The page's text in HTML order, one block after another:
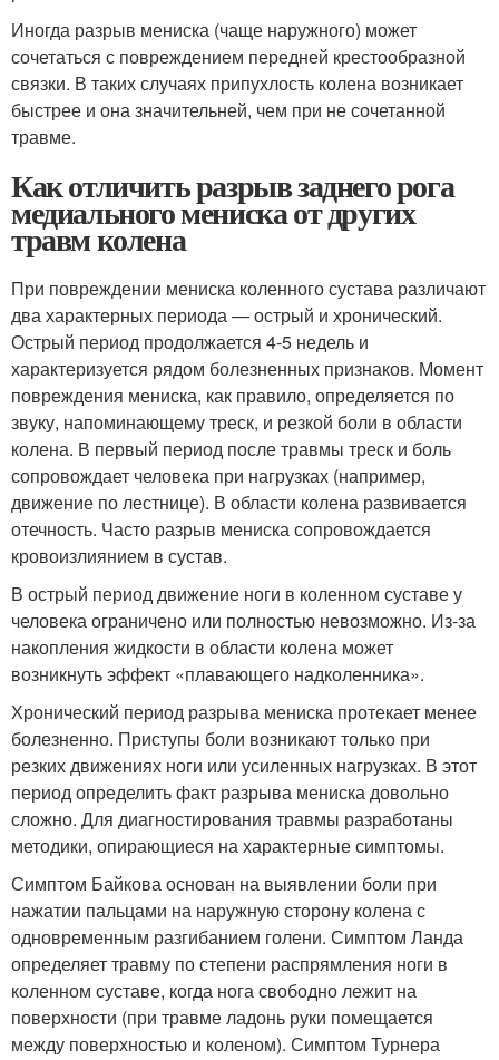
Иногда разрыв мениска (чаще наружного) может
сочетаться с повреждением передней крестообразной
связки. В таких случаях припухлость колена возникает
быстрее и она значительней, чем при не сочетанной
травме.
Как отличить разрыв заднего рога
медиального мениска от других
травм колена
При повреждении мениска коленного сустава различают
два характерных периода — острый и хронический.
Острый период продолжается 4-5 недель и
характеризуется рядом болезненных признаков. Момент
повреждения мениска, как правило, определяется по
звуку, напоминающему треск, и резкой боли в области
колена. В первый период после травмы треск и боль
сопровождает человека при нагрузках (например,
движение по лестнице). В области колена развивается
отечность. Часто разрыв мениска сопровождается
кровоизлиянием в сустав.
В острый период движение ноги в коленном суставе у
человека ограничено или полностью невозможно. Из-за
накопления жидкости в области колена может
возникнуть эффект «плавающего надколенника».
Хронический период разрыва мениска протекает менее
болезненно. Приступы боли возникают только при
резких движениях ноги или усиленных нагрузках. В этот
период определить факт разрыва мениска довольно
сложно. Для диагностирования травмы разработаны
методики, опирающиеся на характерные симптомы.
Симптом Байкова основан на выявлении боли при
нажатии пальцами на наружную сторону колена с
одновременным разгибанием голени. Симптом Ланда
определяет травму по степени распрямления ноги в
коленном суставе, когда нога свободно лежит на
поверхности (при травме ладонь руки помещается
между поверхностью и коленом). Симптом Турнера